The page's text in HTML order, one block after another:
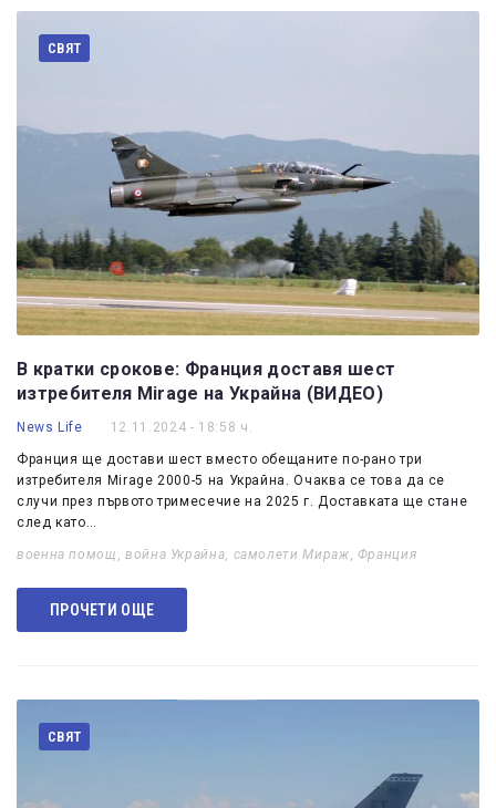
СВЯТ
В кратки срокове: Франция доставя шест
изтребителя Mirage на Украйна (ВИДЕО)
News Life 12.11.2024 - 18:58 ч.
Франция ще достави шест вместо обещаните по-рано три
изтребителя Mirage 2000-5 на Украйна. Очаква се това да се
случи през първото тримесечие на 2025 г. Доставката ще стане
след като…
военна помощ , война Украйна, самолети Мираж, Франция
ПРОЧЕТИ ОЩЕ
СВЯТ